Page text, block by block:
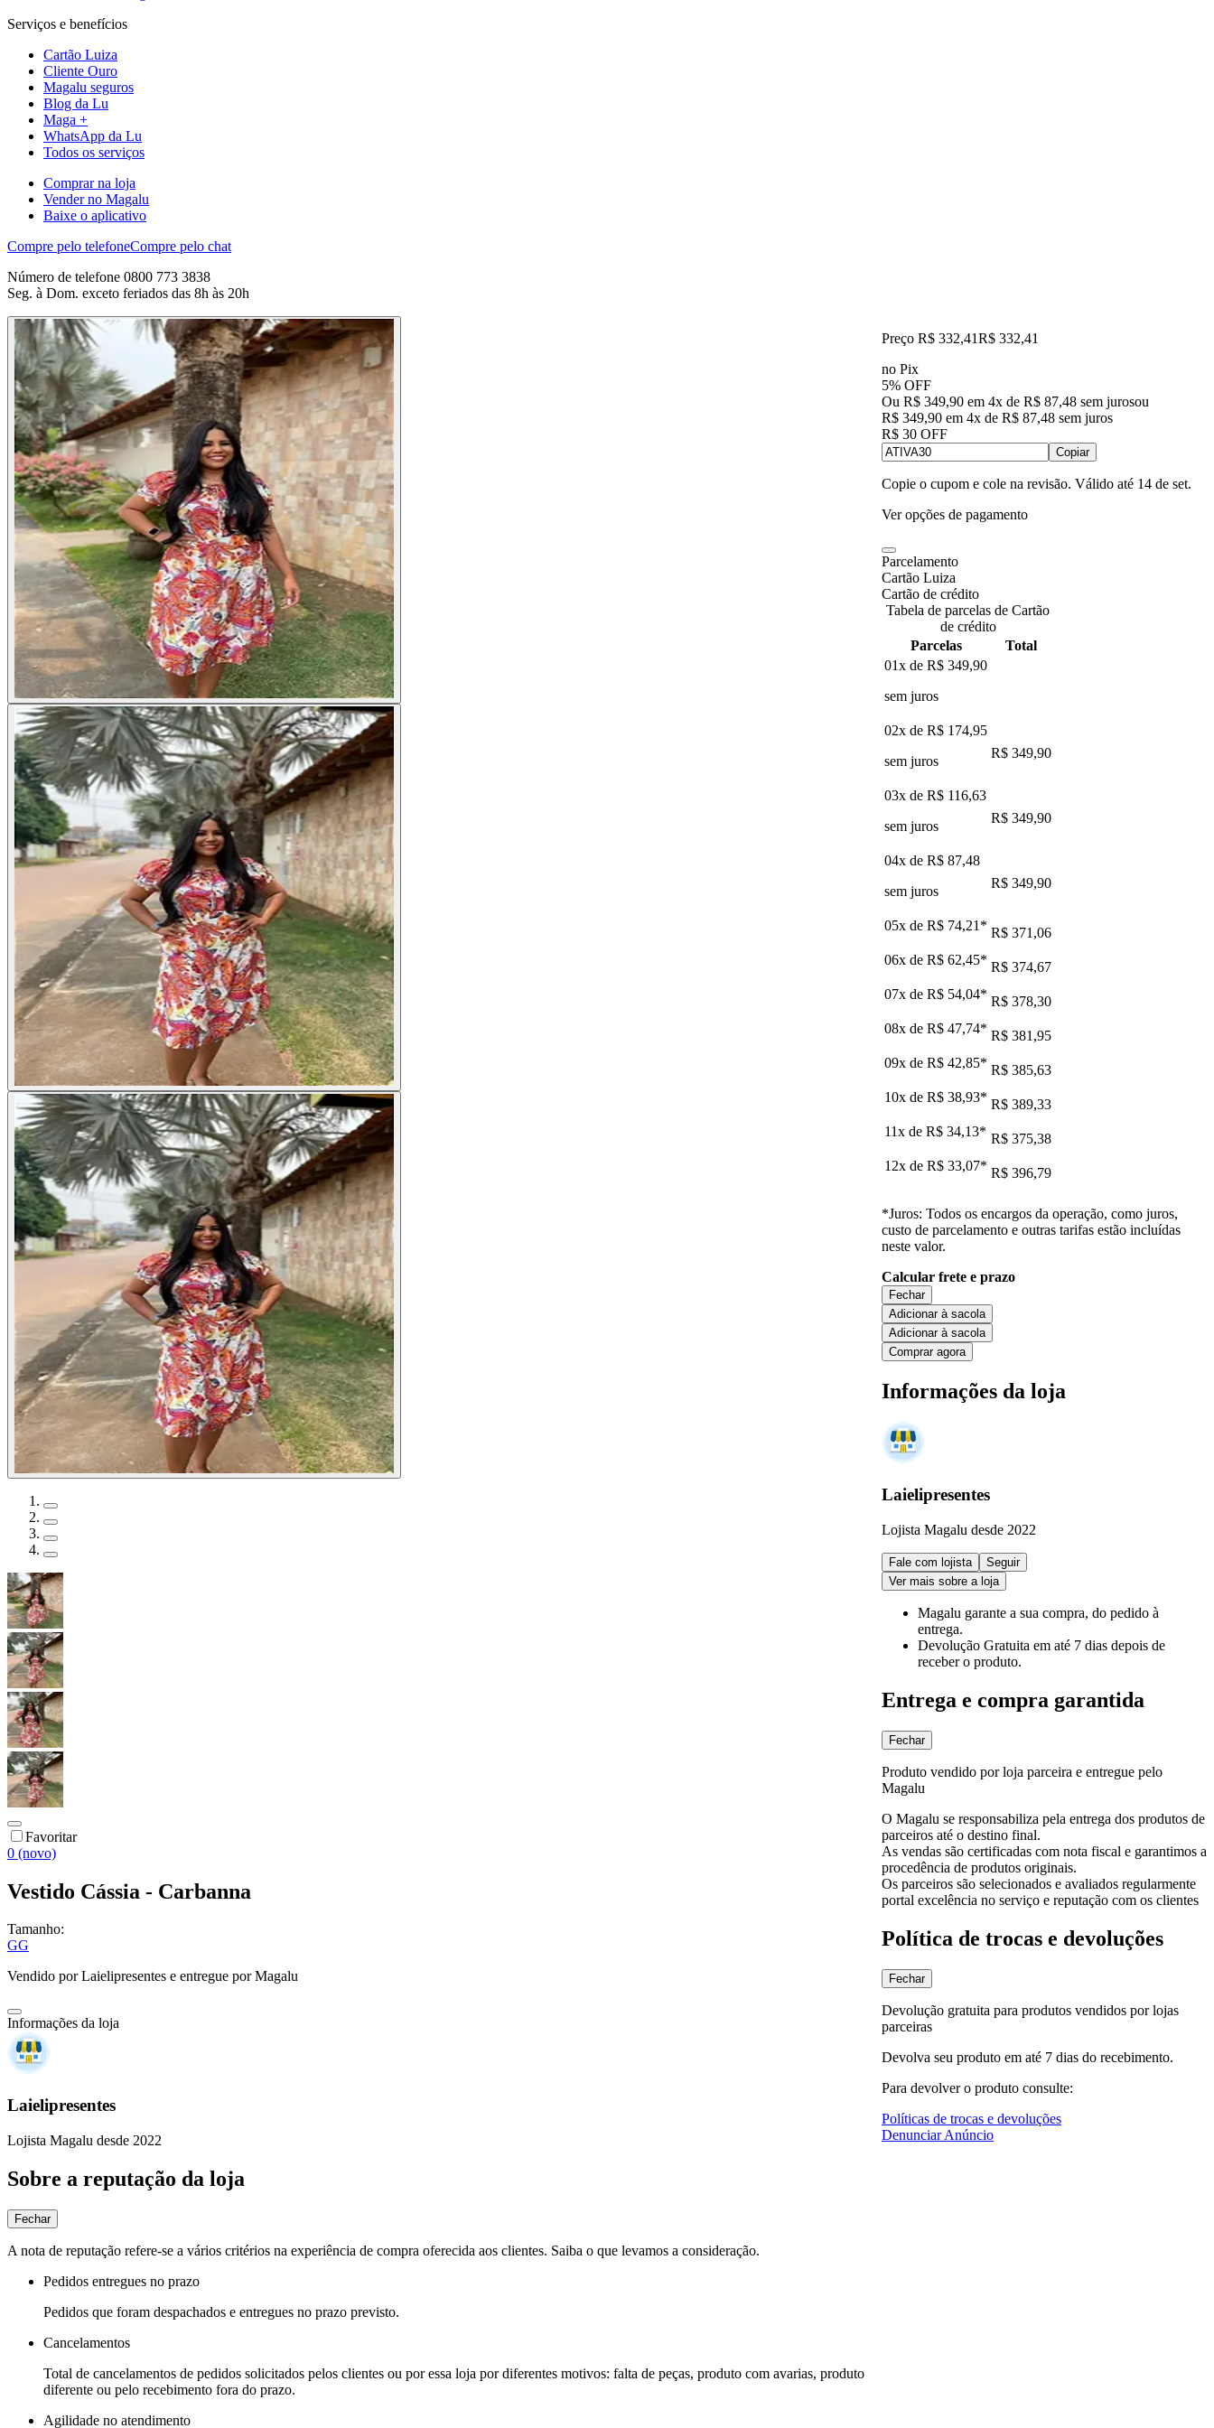
Serviços e benefícios
Cartão Luiza
Cliente Ouro
Magalu seguros
Blog da Lu
Maga +
WhatsApp da Lu
Todos os serviços
Comprar na loja
Vender no Magalu
Baixe o aplicativo
Compre pelo telefoneCompre pelo chat
Número de telefone 0800 773 3838
Seg. à Dom. exceto feriados das 8h às 20h
Favoritar
0 (novo)
Vestido Cássia - Carbanna
Tamanho:
GG
Vendido porLaielipresentes e entregue por Magalu
Informações da loja
Laielipresentes
Lojista Magalu desde 2022
Sobre a reputação da loja
Fechar
A nota de reputação refere-se a vários critérios na experiência de compra oferecida aos clientes. Saiba o que levamos a consideração.
Pedidos entregues no prazo
Pedidos que foram despachados e entregues no prazo previsto.
Cancelamentos
Total de cancelamentos de pedidos solicitados pelos clientes ou por essa loja por diferentes motivos: falta de peças, produto com avarias, produto
diferente ou pelo recebimento fora do prazo.
Agilidade no atendimento
Preço R$ 332,41R$ 332,41
no Pix
5% OFF
Ou R$ 349,90 em 4x de R$ 87,48 sem jurosou
R$ 349,90 em 4x de R$ 87,48 sem juros
R$ 30 OFF
Copiar
Copie o cupom e cole na revisão. Válido até 14 de set.
Ver opções de pagamento
Parcelamento
Cartão Luiza
Cartão de crédito
Tabela de parcelas de Cartão
de crédito
Parcelas
Total
01x de R$ 349,90
sem juros
02x de R$ 174,95
sem juros
R$ 349,90
03x de R$ 116,63
sem juros
R$ 349,90
04x de R$ 87,48
sem juros
R$ 349,90
05x de R$ 74,21 * R$ 371,06
06x de R$ 62,45* R$ 374,67
07x de R$ 54,04* R$ 378,30
08x de R$ 47,74* R$ 381,95
09x de R$ 42,85* R$ 385,63
10x de R$ 38,93* R$ 389,33
11x de R$ 34,13* R$ 375,38
12x de R$ 33,07* R$ 396,79
*Juros: Todos os encargos da operação, como juros,
custo de parcelamento e outras tarifas estão incluídas
neste valor.
Calcular frete e prazo
Fechar
Adicionar à sacola
Adicionar à sacola
Comprar agora
Informações da loja
Laielipresentes
Lojista Magalu desde 2022
Fale com lojista
Seguir
Ver mais sobre a loja
Magalu garante a sua compra, do pedido à
entrega.
Devolução Gratuita em até 7 dias depois de
receber o produto.
Entrega e compra garantida
Fechar
Produto vendido por loja parceira e entregue pelo
Magalu
O Magalu se responsabiliza pela entrega dos produtos de
parceiros até o destino final.
As vendas são certificadas com nota fiscal e garantimos a
procedência de produtos originais.
Os parceiros são selecionados e avaliados regularmente
portal excelência no serviço e reputação com os clientes
Política de trocas e devoluções
Fechar
Devolução gratuita para produtos vendidos por lojas
parceiras
Devolva seu produto em até 7 dias do recebimento.
Para devolver o produto consulte:
Políticas de trocas e devoluções
Denunciar Anúncio